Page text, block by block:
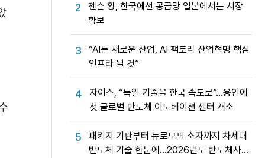
2
젠슨 황, 한국에선 공급망 일본에서는 시장
확보
3
“AI는 새로운 산업, AI 팩토리 산업혁명 핵심
인프라 될 것”
4
자이스, “독일 기술을 한국 속도로”…용인에
첫 글로벌 반도체 이노베이션 센터 개소
5
패키지 기판부터 뉴로모픽 소자까지 차세대
반도체 기술 한눈에…2026년도 반도체사업